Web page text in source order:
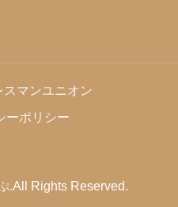
スマンユニオン
ーポリシー
.All Rights Reserved.